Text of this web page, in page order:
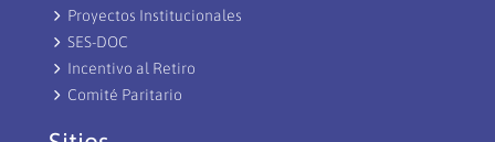
Proyectos Institucionales
SES-DOC
Incentivo al Retiro
Comité Paritario